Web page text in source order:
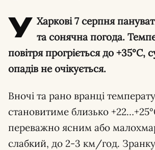
У Харкові 7 серпня
та сонячна погода.
повітря прогріється до +35°С,
опадів не очікується.
Вночі та рано вранці
становитиме близько
переважно ясним або
слабкий, до 2-3 км/год. Зранку